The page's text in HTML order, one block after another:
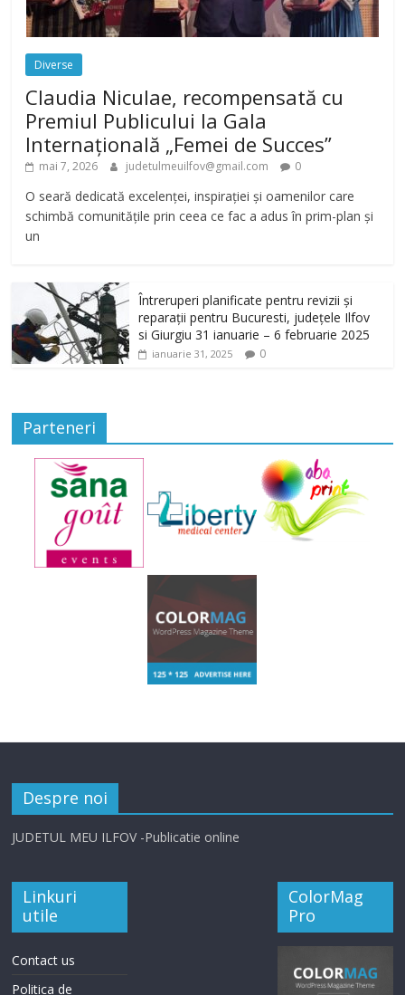
Diverse
Claudia Niculae, recompensată cu
Premiul Publicului la Gala
Internațională „Femei de Succes”
mai 7, 2026 judetulmeuilfov@gmail.com 0
O seară dedicată excelenței, inspirației și oamenilor care
schimbă comunitățile prin ceea ce fac a adus în prim-plan și
un
Întreruperi planificate pentru revizii și
reparații pentru Bucuresti, județele Ilfov
si Giurgiu 31 ianuarie – 6 februarie 2025
ianuarie 31, 2025 0
Parteneri
Despre noi
JUDETUL MEU ILFOV -Publicatie online
Linkuri
utile
Contact us
Politica de
ColorMag
Pro